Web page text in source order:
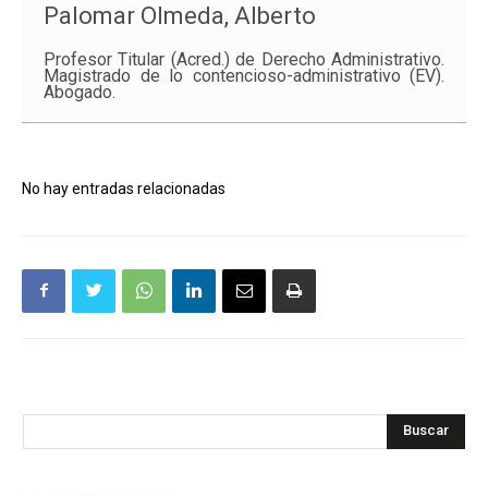
Palomar Olmeda, Alberto
Profesor Titular (Acred.) de Derecho Administrativo.
Magistrado de lo contencioso-administrativo (EV).
Abogado.
No hay entradas relacionadas
Buscar